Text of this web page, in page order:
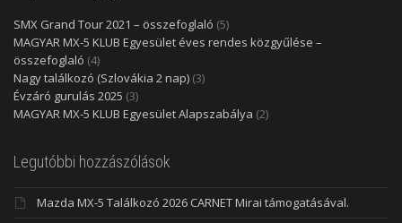
SMX Grand Tour 2021 – összefoglaló (5)
MAGYAR MX-5 KLUB Egyesület éves rendes közgyűlése –
összefoglaló (4)
Nagy találkozó (Szlovákia 2 nap) (3)
Évzáró gurulás 2025 (3)
MAGYAR MX-5 KLUB Egyesület Alapszabálya (2)
Legutóbbi hozzászólások
Mazda MX-5 Találkozó 2026 CARNET Mirai támogatásával.